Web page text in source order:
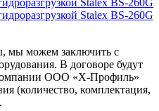
мы можем заключить с
В договоре будут
компании ООО «Х-Профиль»
(количество, комплектация,